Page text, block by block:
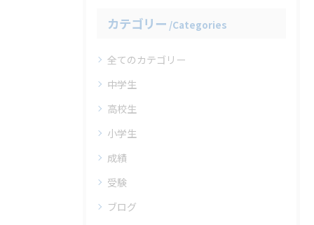
カテゴリー Categories
全てのカテゴリー
中学生
高校生
小学生
成績
受験
ブログ